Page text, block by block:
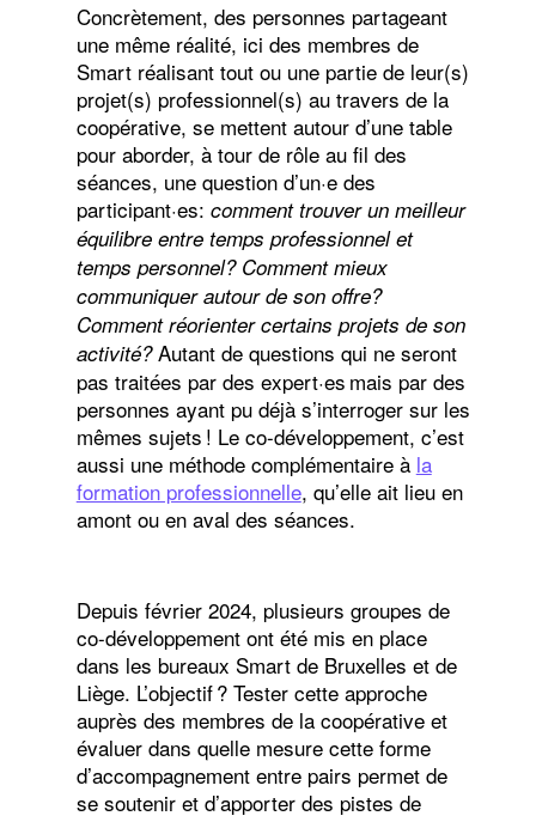
Concrètement, des personnes partageant
une même réalité, ici des membres de
Smart réalisant tout ou une partie de leur(s)
projet(s) professionnel(s) au travers de la
coopérative, se mettent autour d’une table
pour aborder, à tour de rôle au fil des
séances, une question d’un·e des
participant·es: comment trouver un meilleur
équilibre entre temps professionnel et
temps personnel? Comment mieux
communiquer autour de son offre?
Comment réorienter certains projets de son
activité?Autant de questions qui ne seront
pas traitées par des expert·es mais par des
personnes ayant pu déjà s’interroger sur les
mêmes sujets ! Le co-développement, c’est
aussi une méthode complémentaire à la
formation professionnelle, qu’elle ait lieu en
amont ou en aval des séances.
Depuis février 2024, plusieurs groupes de
co-développement ont été mis en place
dans les bureaux Smart de Bruxelles et de
Liège. L’objectif ? Tester cette approche
auprès des membres de la coopérative et
évaluer dans quelle mesure cette forme
d’accompagnement entre pairs permet de
se soutenir et d’apporter des pistes de